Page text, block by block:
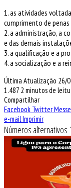
1. as atividades
cumprimento de
2. a administração, a
e das demais
3. a qualificação e a
4. a socialização e a
Última Atualização 26/
1.487 2 minutos de
Compartilhar
Facebook Twitter
e-mailImprimir
Números alternativos